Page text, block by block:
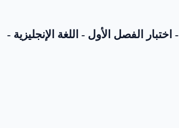
الموضوع رقم 56 - اختبار الفصل الأول - اللغة الإنجليزية -